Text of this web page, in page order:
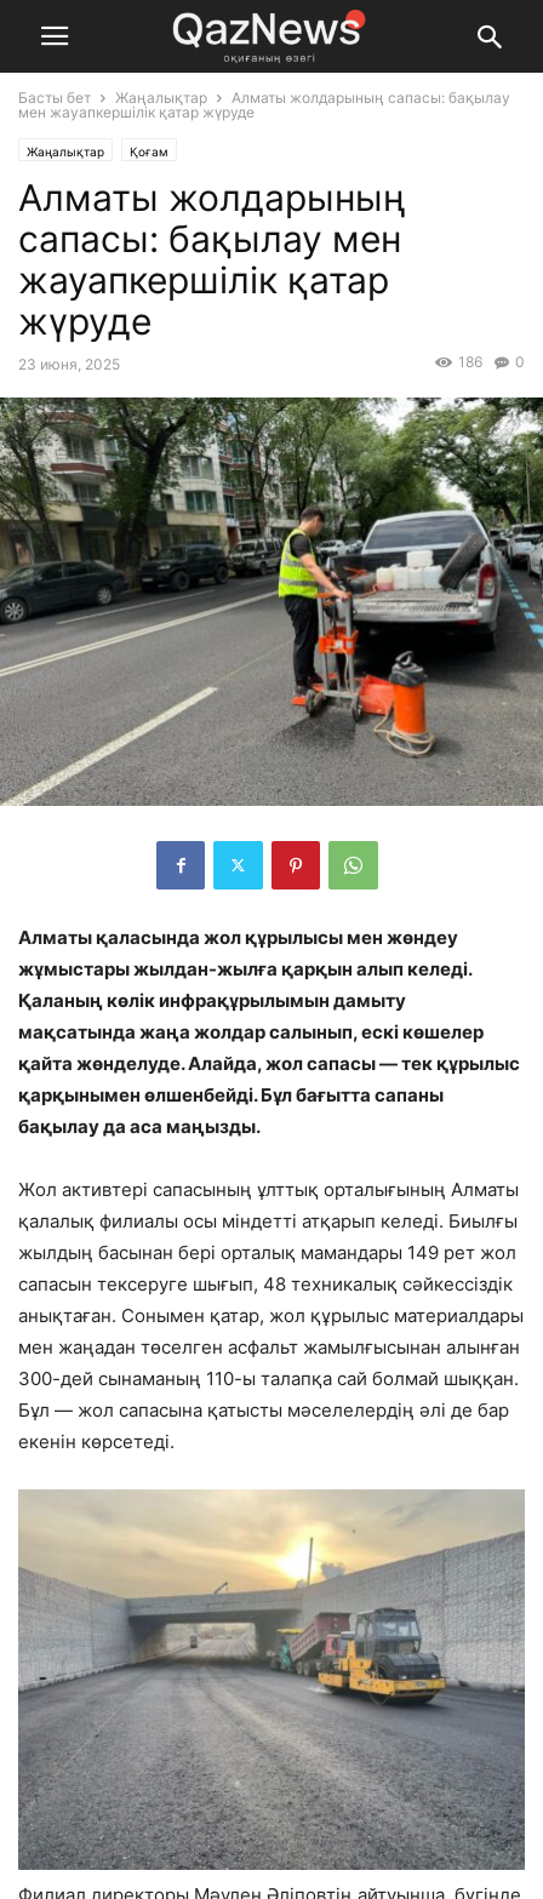
Басты бет Жаңалықтар
Алматы жолдарының сапасы: бақылау
мен жауапкершілік қатар жүруде
Жаңалықтар Қоғам
Алматы жолдарының
сапасы: бақылау мен
жауапкершілік қатар
жүруде
23 июня, 2025 0
186
Алматы қаласында жол құрылысы мен жөндеу
жұмыстары жылдан-жылға қарқын алып келеді.
Қаланың көлік инфрақұрылымын дамыту
мақсатында жаңа жолдар салынып, ескі көшелер
қайта жөнделуде. Алайда, жол сапасы — тек құрылыс
қарқынымен өлшенбейді. Бұл бағытта сапаны
бақылау да аса маңызды.
Жол активтері сапасының ұлттық орталығының Алматы
қалалық филиалы осы міндетті атқарып келеді. Биылғы
жылдың басынан бері орталық мамандары 149 рет жол
сапасын тексеруге шығып, 48 техникалық сәйкессіздік
анықтаған. Сонымен қатар, жол құрылыс материалдары
мен жаңадан төселген асфальт жамылғысынан алынған
300-дей сынаманың 110-ы талапқа сай болмай шыққан.
Бұл — жол сапасына қатысты мәселелердің әлі де бар
екенін көрсетеді.
Филиал директоры Мәулен Әліповтің айтуынша, бүгінде